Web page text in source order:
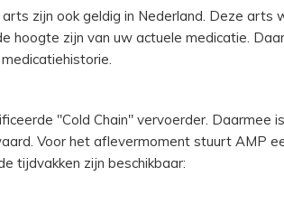
zijn ook geldig in Nederland. Deze
hoogte zijn van uw actuele medicatie.
"Cold Chain" vervoerder. Daarmee
Voor het aflevermoment stuurt AMP
tijdvakken zijn beschikbaar: